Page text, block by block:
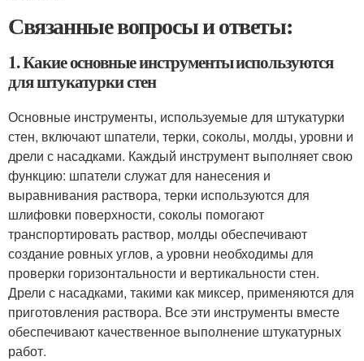
Связанные вопросы и ответы:
1. Какие основные инструменты используются
для штукатурки стен
Основные инструменты, используемые для штукатурки
стен, включают шпатели, терки, соколы, молды, уровни и
дрели с насадками. Каждый инструмент выполняет свою
функцию: шпатели служат для нанесения и
выравнивания раствора, терки используются для
шлифовки поверхности, соколы помогают
транспортировать раствор, молды обеспечивают
создание ровных углов, а уровни необходимы для
проверки горизонтальности и вертикальности стен.
Дрели с насадками, такими как миксер, применяются для
приготовления раствора. Все эти инструменты вместе
обеспечивают качественное выполнение штукатурных
работ.